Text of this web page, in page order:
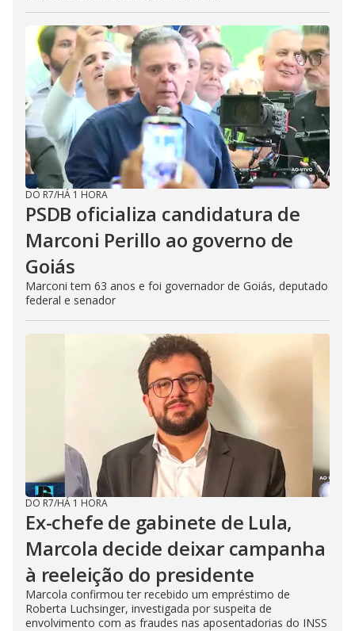
DO R7/HÁ 1 HORA
PSDB oficializa candidatura de
Marconi Perillo ao governo de
Goiás
Marconi tem 63 anos e foi governador de Goiás, deputado
federal e senador
DO R7/HÁ 1 HORA
Ex-chefe de gabinete de Lula,
Marcola decide deixar campanha
à reeleição do presidente
Marcola confirmou ter recebido um empréstimo de
Roberta Luchsinger, investigada por suspeita de
envolvimento com as fraudes nas aposentadorias do INSS